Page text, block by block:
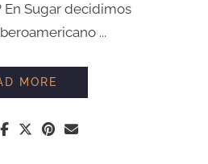
Sugar decidimos
...
MORE